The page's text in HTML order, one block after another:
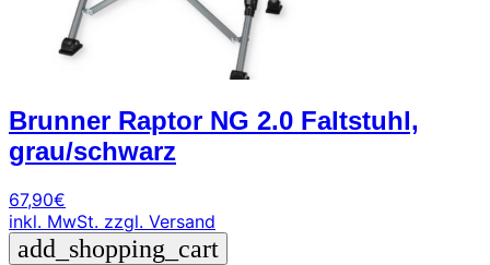
Brunner Raptor NG 2.0 Faltstuhl,
grau/schwarz
67,90€
inkl. MwSt. zzgl. Versand
add_shopping_cart